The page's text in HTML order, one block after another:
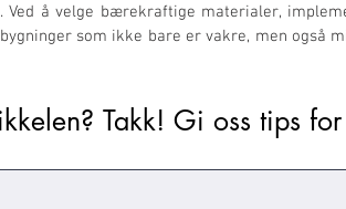
å velge bærekraftige materialer,
som ikke bare er vakre, men også
Takk! Gi oss tips